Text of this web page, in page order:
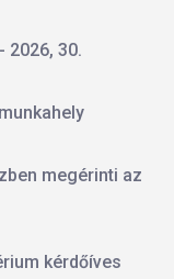
2026, 30.
megérinti az
kérdőíves